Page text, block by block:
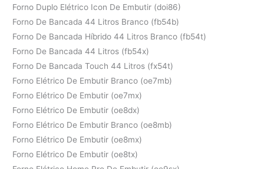
Forno Duplo Elétrico Icon De Embutir (doi86)
Forno De Bancada 44 Litros Branco (fb54b)
Forno De Bancada Híbrido 44 Litros Branco (fb54t)
Forno De Bancada 44 Litros (fb54x)
Forno De Bancada Touch 44 Litros (fx54t)
Forno Elétrico De Embutir Branco (oe7mb)
Forno Elétrico De Embutir (oe7mx)
Forno Elétrico De Embutir (oe8dx)
Forno Elétrico De Embutir Branco (oe8mb)
Forno Elétrico De Embutir (oe8mx)
Forno Elétrico De Embutir (oe8tx)